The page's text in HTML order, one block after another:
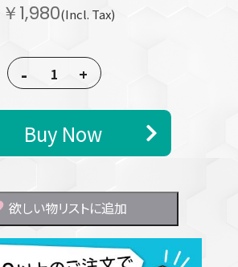
￥1,980(Incl. Tax)
- +
Buy Now
欲しい物リストに追加